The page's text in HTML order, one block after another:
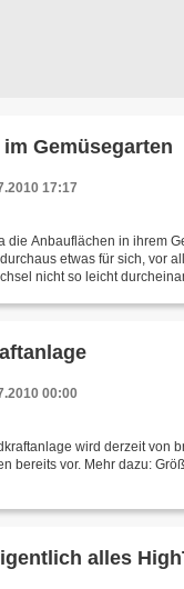
Gemüsegarten
17:17
die Anbauflächen in ihrem
etwas für sich, vor
nicht so leicht
00:00
wird derzeit von
bereits vor. Mehr dazu:
alles